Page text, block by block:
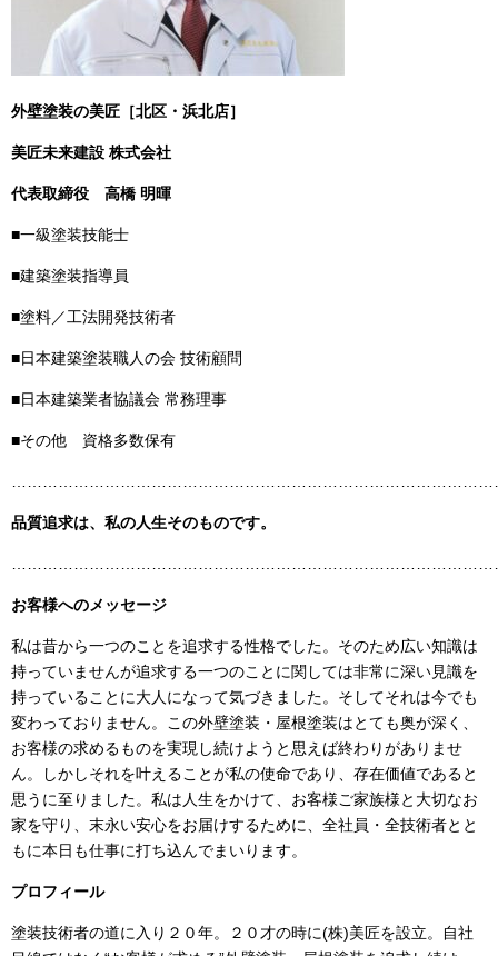
外壁塗装の美匠［北区・浜北店］
美匠未来建設 株式会社
代表取締役 高橋 明暉
■一級塗装技能士
■建築塗装指導員
■塗料／工法開発技術者
■日本建築塗装職人の会 技術顧問
■日本建築業者協議会 常務理事
■その他 資格多数保有
品質追求は、私の人生そのものです。
お客様へのメッセージ
私は昔から一つのことを追求する性格でした。そのため広い知識は
持っていませんが追求する一つのことに関しては非常に深い見識を
持っていることに大人になって気づきました。そしてそれは今でも
変わっておりません。この外壁塗装・屋根塗装はとても奥が深く、
お客様の求めるものを実現し続けようと思えば終わりがありませ
ん。しかしそれを叶えることが私の使命であり、存在価値であると
思うに至りました。私は人生をかけて、お客様ご家族様と大切なお
家を守り、末永い安心をお届けするために、全社員・全技術者とと
もに本日も仕事に打ち込んでまいります。
プロフィール
塗装技術者の道に入り２０年。２０才の時に(株)美匠を設立。自社